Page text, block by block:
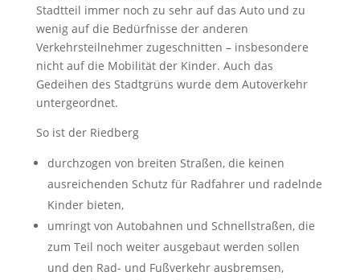
Stadtteil immer noch zu sehr auf das Auto und zu
wenig auf die Bedürfnisse der anderen
Verkehrsteilnehmer zugeschnitten – insbesondere
nicht auf die Mobilität der Kinder. Auch das
Gedeihen des Stadtgrüns wurde dem Autoverkehr
untergeordnet.
So ist der Riedberg
durchzogen von breiten Straßen, die keinen
ausreichenden Schutz für Radfahrer und radelnde
Kinder bieten,
umringt von Autobahnen und Schnellstraßen, die
zum Teil noch weiter ausgebaut werden sollen
und den Rad- und Fußverkehr ausbremsen,